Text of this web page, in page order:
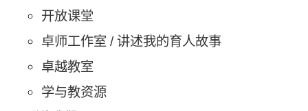
开放课堂
卓师工作室 / 讲述我的育人故事
卓越教室
学与教资源